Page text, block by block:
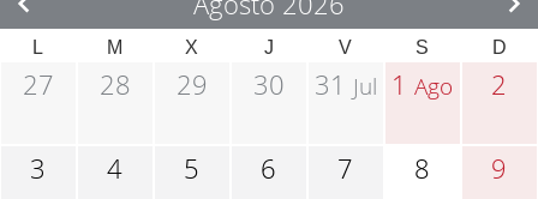
L M X J V S D
27 28 29 30 31 Jul 1Ago 2
3 4 5 6 7 8 9